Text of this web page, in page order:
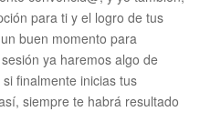
para ti y el logro de tus
buen momento para
ya haremos algo de
finalmente inicias tus
siempre te habrá resultado